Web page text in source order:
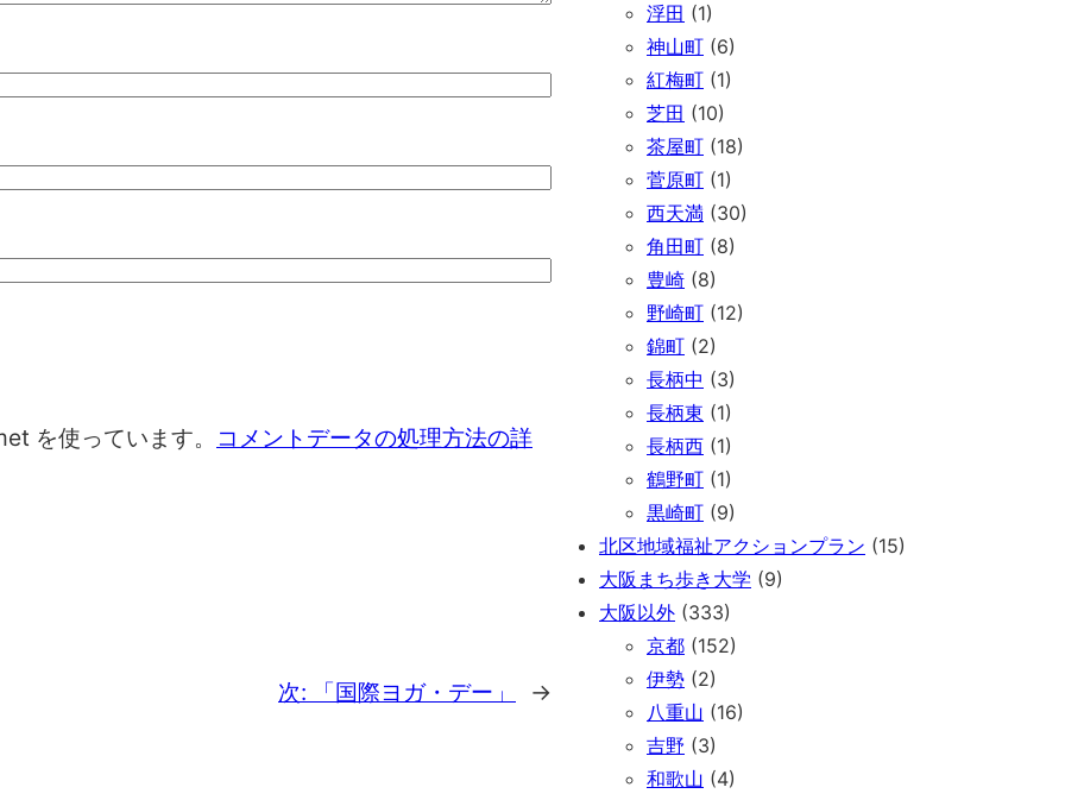
を使っています。 コメントデータの処理方法の詳
次: 「国際ヨガ・デー」 →
浮田 (1)
神山町 (6)
紅梅町 (1)
芝田 (10)
茶屋町 (18)
菅原町 (1)
西天満 (30)
角田町 (8)
豊崎 (8)
野崎町 (12)
錦町 (2)
長柄中 (3)
長柄東 (1)
長柄西 (1)
鶴野町 (1)
黒崎町 (9)
北区地域福祉アクションプラン (15)
大阪まち歩き大学 (9)
大阪以外 (333)
京都 (152)
伊勢 (2)
八重山 (16)
吉野 (3)
和歌山 (4)